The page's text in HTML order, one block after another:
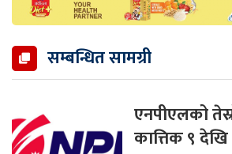
सम्बन्धित सामग्री
एनपीएलको
कात्तिक ९